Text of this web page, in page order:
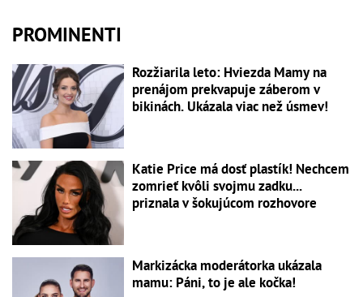
PROMINENTI
Rozžiarila leto: Hviezda Mamy na
prenájom prekvapuje záberom v
bikinách. Ukázala viac než úsmev!
Katie Price má dosť plastík! Nechcem
zomrieť kvôli svojmu zadku...
priznala v šokujúcom rozhovore
Markizácka moderátorka ukázala
mamu: Páni, to je ale kočka!